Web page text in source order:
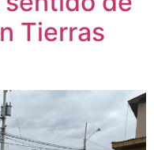
Tierras